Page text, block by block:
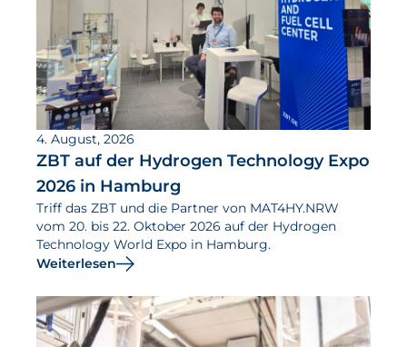
4. August, 2026
ZBT auf der Hydrogen Technology Expo
2026 in Hamburg
Triff das ZBT und die Partner von MAT4HY.NRW
vom 20. bis 22. Oktober 2026 auf der Hydrogen
Technology World Expo in Hamburg.
Weiterlesen